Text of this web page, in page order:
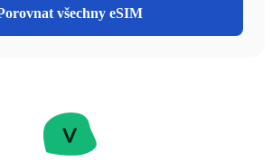
všechny eSIM